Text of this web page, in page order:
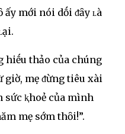
ấy mới nói dṓi ᵭȃy ʟà
hiḗu thảo của chúng
giờ, mẹ ᵭừng tiêu xài
sức ⱪhoẻ của mình
mẹ sớm thȏi!”.